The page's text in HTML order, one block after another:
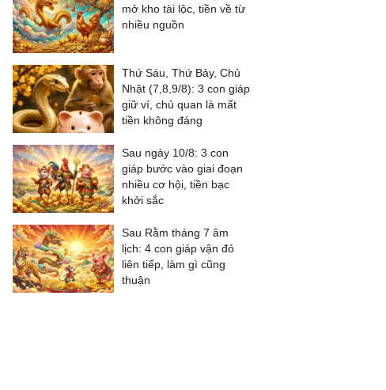
mở kho tài lộc, tiền về từ
nhiều nguồn
Thứ Sáu, Thứ Bảy, Chủ
Nhật (7,8,9/8): 3 con giáp
giữ ví, chủ quan là mất
tiền không đáng
Sau ngày 10/8: 3 con
giáp bước vào giai đoạn
nhiều cơ hội, tiền bạc
khởi sắc
Sau Rằm tháng 7 âm
lịch: 4 con giáp vận đỏ
liên tiếp, làm gì cũng
thuận